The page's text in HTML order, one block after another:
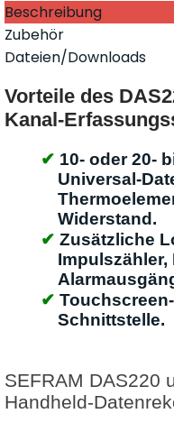
Beschreibung
Zubehör
Dateien/Downloads
Vorteile des
Kanal-
10- oder 20-
Universal-
Widerstand.
Zusätzliche
Impulszähler,
Schnittstelle.
SEFRAM DAS220
Handheld-